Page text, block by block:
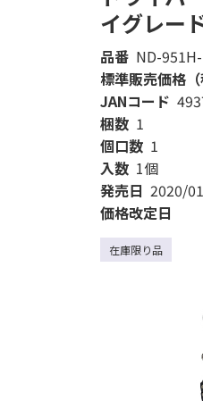
イグレード
品番 ND-
標準販売価格（
JANコード
梱数 1
個口数 1
入数 1個
発売日 2020/
価格改定日
在庫限り品